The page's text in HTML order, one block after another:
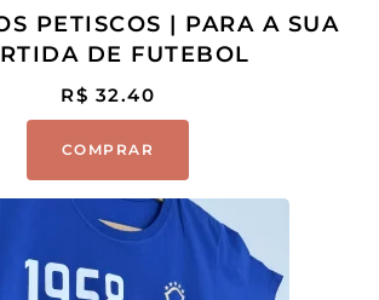
PETISCOS | PARA A SUA
DE FUTEBOL
R$ 32.40
COMPRAR